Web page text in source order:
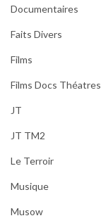
Documentaires
Faits Divers
Films
Films Docs Théatres
JT
JT TM2
Le Terroir
Musique
Musow